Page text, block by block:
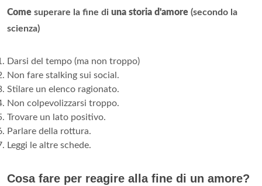
Come superare la fine di una storia d'amore (secondo la
scienza)
Darsi del tempo (ma non troppo)
Non fare stalking sui social.
Stilare un elenco ragionato.
Non colpevolizzarsi troppo.
Trovare un lato positivo.
Parlare della rottura.
Leggi le altre schede.
Cosa fare per reagire alla fine di un amore?